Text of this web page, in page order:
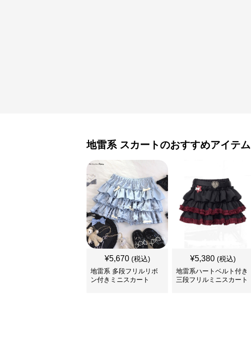
地雷系 スカートのおすすめアイテム
¥5,670 (税込)
地雷系 多段フリルリボ
ン付きミニスカート
¥5,380 (税込)
地雷系ハートベルト付き
三段フリルミニスカート